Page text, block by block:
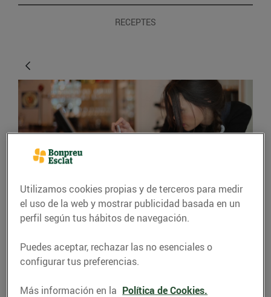
RECEPTES
CONSEJOS Y HÁBITOS SALUDABLES
Consells per fer bones
fotos gastronòmiques
27/abril/2016
Utilizamos cookies propias y de terceros para medir
el uso de la web y mostrar publicidad basada en un
perfil según tus hábitos de navegación.
Puedes aceptar, rechazar las no esenciales o
configurar tus preferencias.
Más información en la Política de Cookies.